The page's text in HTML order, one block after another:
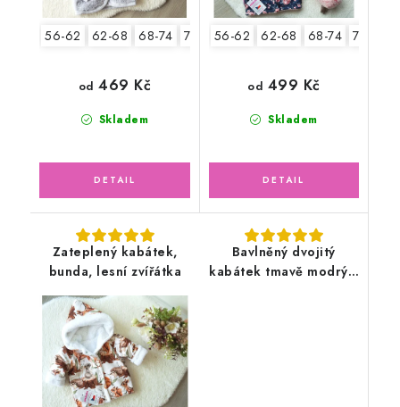
56-62 62-68 68-74 74-80 80-86
Skladem
od 469 Kč
56-62 62-68 68-74 74-80
Skladem
od 499 Kč
Zateplený kabátek,
bunda, lesní zvířátka
Bavlněný dvojitý
kabátek tmavě modrý s